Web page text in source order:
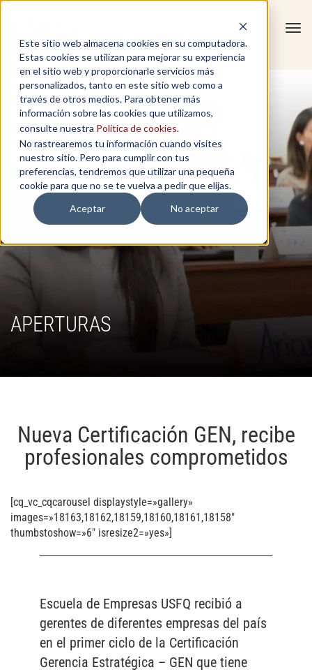
Este sitio web almacena cookies en su computadora.
Estas cookies se utilizan para mejorar su experiencia
en el sitio web y proporcionarle servicios más
personalizados, tanto en este sitio web como a
través de otros medios. Para obtener más
información sobre las cookies que utilizamos,
consulte nuestra Política de cookies.
No rastrearemos tu información cuando visites
nuestro sitio. Pero para cumplir con tus
preferencias, tendremos que utilizar una pequeña
cookie para que no se te vuelva a pedir que elijas.
Aceptar
No aceptar
APERTURAS
Nueva Certificación GEN, recibe
profesionales comprometidos
[cq_vc_cqcarousel displaystyle=»gallery»
images=»18163,18162,18159,18160,18161,18158″
thumbstoshow=»6″ isresize2=»yes»]
Escuela de Empresas USFQ recibió a
gerentes de diferentes empresas del país
en el primer ciclo de la Certificación
Gerencia Estratégica – GEN que tiene